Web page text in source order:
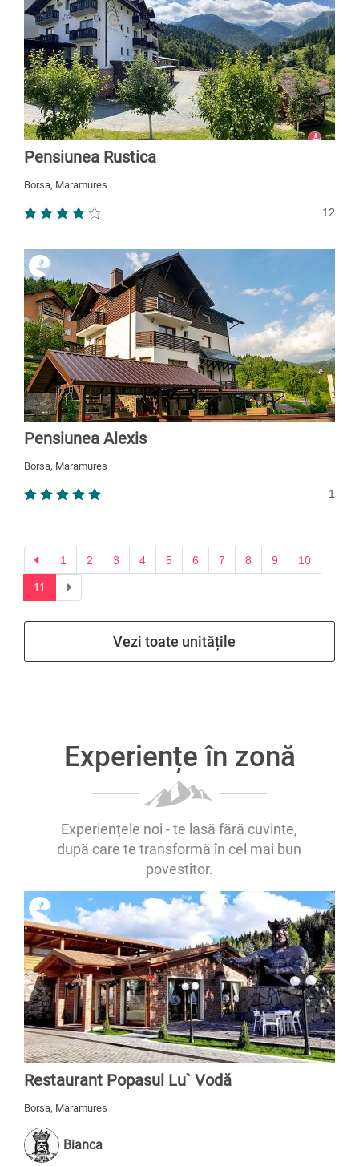
Pensiunea Rustica
Borsa, Maramures
12
Pensiunea Alexis
Borsa, Maramures
1
Previous
1 2 3 4 5 6 7 8 9 10
11 Next
Vezi toate unitățile
Experiențe în zonă
Experiențele noi - te lasă fără cuvinte,
după care te transformă în cel mai bun
povestitor.
Restaurant Popasul Lu` Vodă
Borsa, Maramures
Bianca